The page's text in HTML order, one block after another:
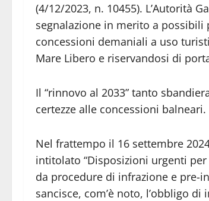
(4/12/2023, n. 10455). L’Autorità
segnalazione in merito a
concessioni demaniali a uso
Mare Libero e riservandosi di
Il “rinnovo al 2033” tanto
certezze alle concessioni balneari.
Nel frattempo il 16 settembre
intitolato “Disposizioni urgenti
da procedure di infrazione e pre-
sancisce, com’è noto, l’obbligo